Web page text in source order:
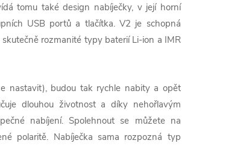
tomu také design nabíječky, v její horní
USB portů a tlačítka. V2 je schopná
rozmanité typy baterií Li-ion a IMR
nastavit), budou tak rychle nabity a opět
dlouhou životnost a díky nehořlavým
nabíjení. Spolehnout se můžete na
polaritě. Nabíječka sama rozpozná typ